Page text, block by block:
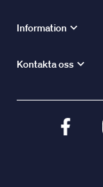
Information
Kontakta oss